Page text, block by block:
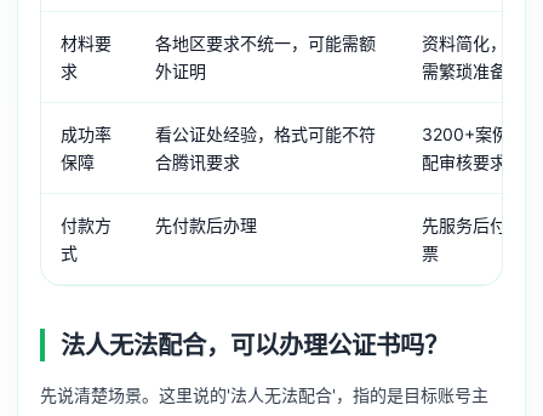
材料要
求
各地区要求不统一，可能需额
外证明
资料简化，无
需繁琐准备
成功率
保障
看公证处经验，格式可能不符
合腾讯要求
3200+案例经
配审核要求
付款方
式
先付款后办理
先服务后付款
票
法人无法配合，可以办理公证书吗？
先说清楚场景。这里说的'法人无法配合'，指的是目标账号主